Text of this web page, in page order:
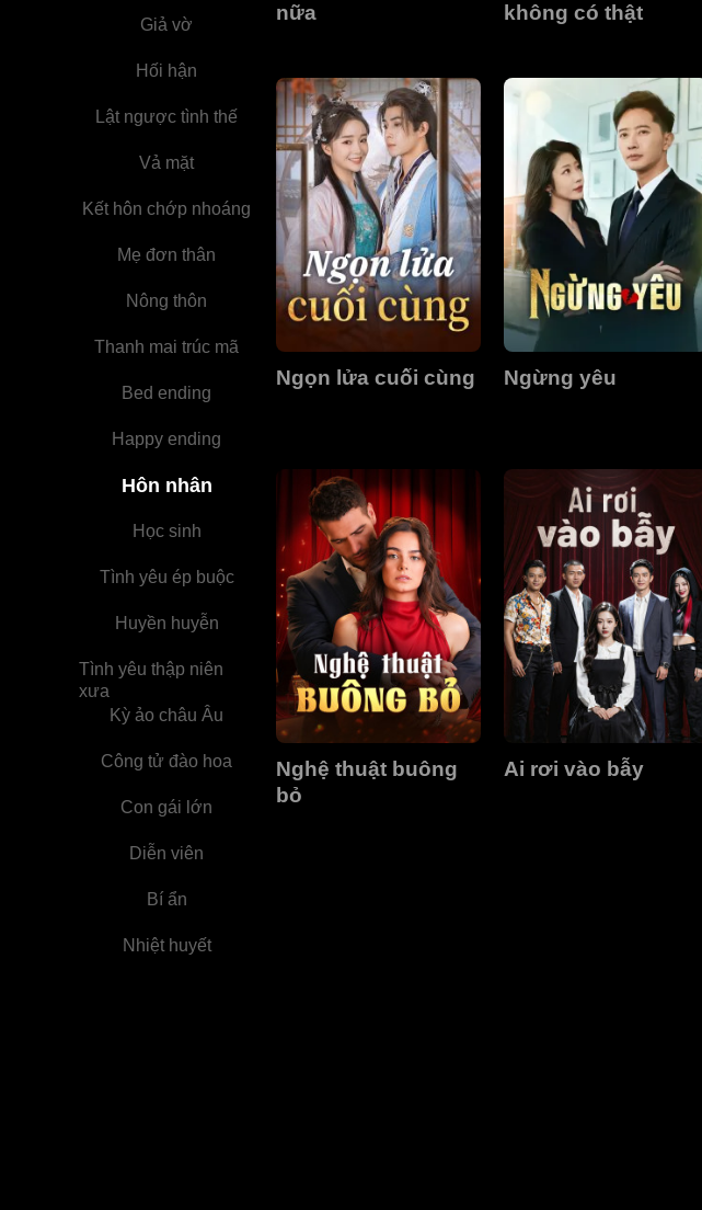
Giả vờ
Hối hận
Lật ngược tình thế
Vả mặt
Kết hôn chớp nhoáng
Mẹ đơn thân
Nông thôn
Thanh mai trúc mã
Bed ending
Happy ending
Hôn nhân
Học sinh
Tình yêu ép buộc
Huyền huyễn
Tình yêu thập niên
xưa
Kỳ ảo châu Âu
Công tử đào hoa
Con gái lớn
Diễn viên
Bí ẩn
Nhiệt huyết
nữa
không có thật
Ngọn lửa cuối cùng Ngừng yêu
Nghệ thuật buông
bỏ
Ai rơi vào bẫy